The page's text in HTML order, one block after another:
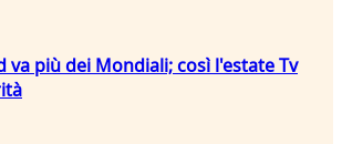
va più dei Mondiali; così l'estate Tv